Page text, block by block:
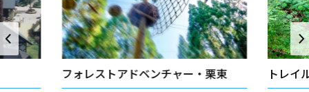
フォレストアドベンチャー・栗東 トレイ